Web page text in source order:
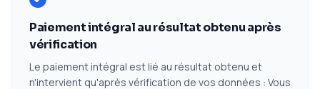
Paiement intégral au résultat obtenu après
vérification
Le paiement intégral est lié au résultat obtenu et
n'intervient qu'après vérification de vos données : Vous